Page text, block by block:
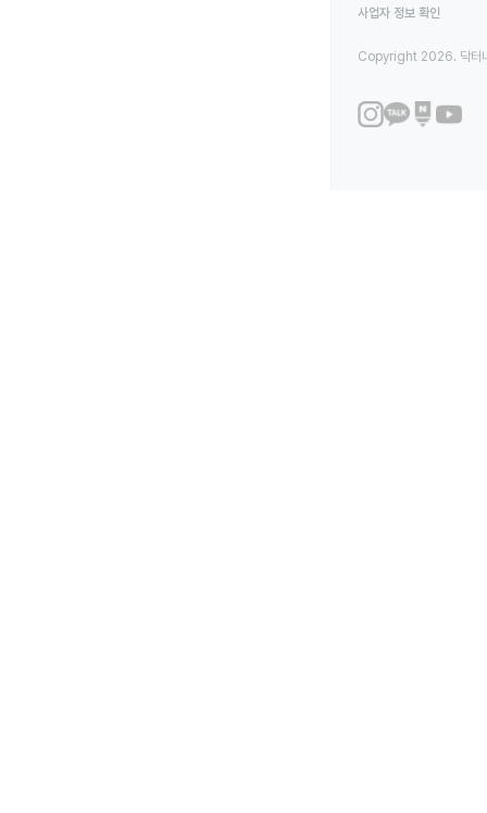
사업자 정보 확인
Copyright 2026. 닥터